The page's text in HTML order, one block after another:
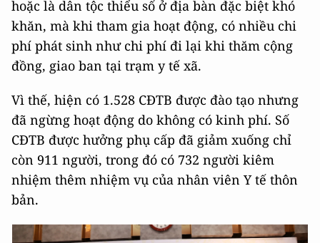
hoặc là dân tộc thiểu số ở địa bàn đặc biệt khó
khăn, mà khi tham gia hoạt động, có nhiều chi
phí phát sinh như chi phí đi lại khi thăm cộng
đồng, giao ban tại trạm y tế xã.
Vì thế, hiện có 1.528 CĐTB được đào tạo nhưng
đã ngừng hoạt động do không có kinh phí. Số
CĐTB được hưởng phụ cấp đã giảm xuống chỉ
còn 911 người, trong đó có 732 người kiêm
nhiệm thêm nhiệm vụ của nhân viên Y tế thôn
bản.